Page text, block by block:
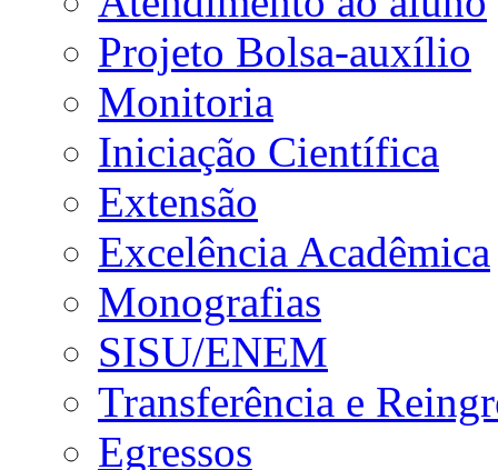
Projeto Bolsa-auxílio
Monitoria
Iniciação Científica
Extensão
Excelência Acadêmica
Monografias
SISU/ENEM
Transferência e
Egressos